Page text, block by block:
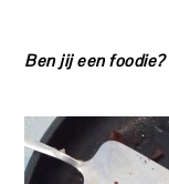
Ben jij een foodie?